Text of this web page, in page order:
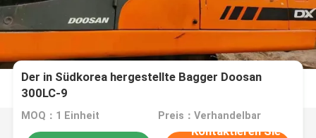
Der in Südkorea hergestellte Bagger Doosan
300LC-9
MOQ：1 Einheit Preis：Verhandelbar
Kontaktieren Sie